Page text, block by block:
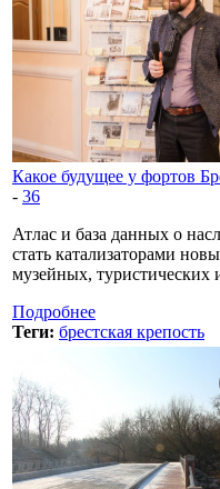
Какое будущее у фортов
- 36
Атлас и база данных о
стать катализаторами
музейных, туристических
Подробнее
Теги: брестская крепость